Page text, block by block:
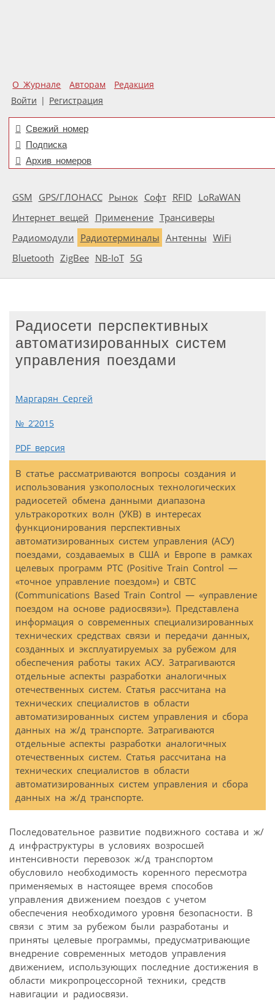
О Журнале Авторам
Редакция
Войти | Регистрация
Свежий номер
Подписка
Архив номеров
GSM GPS/ГЛОНАСС Рынок Софт RFID LoRaWAN
Интернет вещей Применение Трансиверы
Радиомодули Радиотерминалы Антенны WiFi
Bluetooth ZigBee NB-IoT 5G
Радиосети перспективных
автоматизированных систем
управления поездами
Маргарян Сергей
№ 2’2015
PDF версия
В статье рассматриваются вопросы создания и
использования узкополосных технологических
радиосетей обмена данными диапазона
ультракоротких волн (УКВ) в интересах
функционирования перспективных
автоматизированных систем управления (АСУ)
поездами, создаваемых в США и Европе в рамках
целевых программ PTC (Positive Train Control —
«точное управление поездом») и CBTC
(Communications Based Train Control — «управление
поездом на основе радиосвязи»). Представлена
информация о современных специализированных
технических средствах связи и передачи данных,
созданных и эксплуатируемых за рубежом для
обеспечения работы таких АСУ. Затрагиваются
отдельные аспекты разработки аналогичных
отечественных систем. Статья рассчитана на
технических специалистов в области
автоматизированных систем управления и сбора
данных на ж/д транспорте. Затрагиваются
отдельные аспекты разработки аналогичных
отечественных систем. Статья рассчитана на
технических специалистов в области
автоматизированных систем управления и сбора
данных на ж/д транспорте.
Последовательное развитие подвижного состава и ж/
д инфраструктуры в условиях возросшей
интенсивности перевозок ж/д транспортом
обусловило необходимость коренного пересмотра
применяемых в настоящее время способов
управления движением поездов с учетом
обеспечения необходимого уровня безопасности. В
связи с этим за рубежом были разработаны и
приняты целевые программы, предусматривающие
внедрение современных методов управления
движением, использующих последние достижения в
области микропроцессорной техники, средств
навигации и радиосвязи.